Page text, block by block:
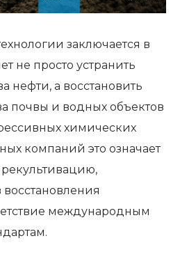
заключается в
не просто устранить
нефти, а восстановить
почвы и водных объектов
химических
компаний это означает
международным